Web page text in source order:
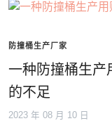
防撞桶生产厂家
一种防撞桶生产
的不足
2023 年 08 月 10 日